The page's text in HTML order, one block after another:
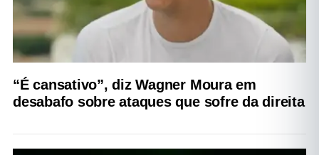
“É cansativo”, diz Wagner Moura em
desabafo sobre ataques que sofre da direita